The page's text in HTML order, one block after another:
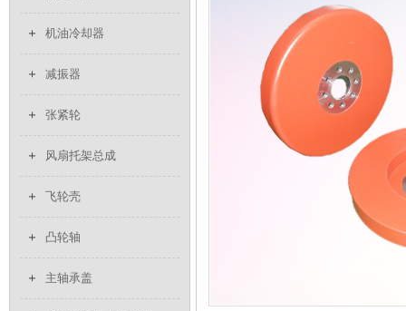
机油冷却器
减振器
张紧轮
风扇托架总成
飞轮壳
凸轮轴
主轴承盖